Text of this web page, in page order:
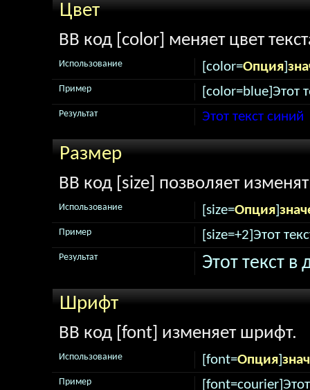
Цвет
BB код [color] меняет цвет
[color=Опция]
Использование
[color=blue]Этот
Пример
Этот текст синий
Результат
Размер
BB код [size] позволяет
[size=Опция]
Использование
[size=+2]Этот
Пример
Этот текст
Результат
Шрифт
BB код [font] изменяет шрифт.
[font=Опция]
Использование
Пример